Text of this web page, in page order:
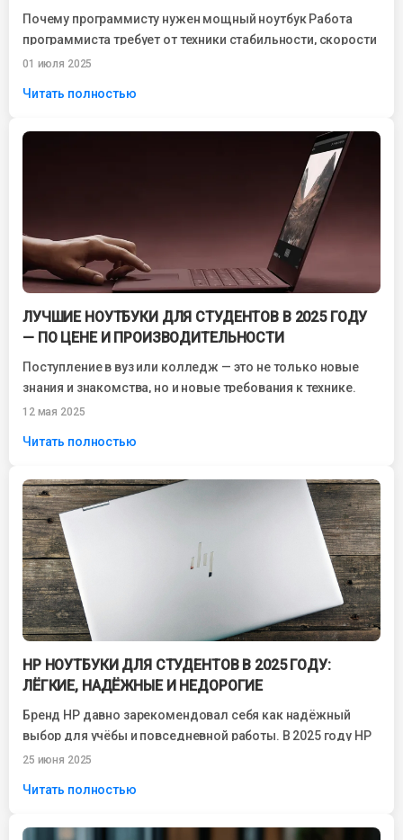
Почему программисту нужен мощный ноутбук Работа
программиста требует от техники стабильности, скорости
и надёжности. Особенно если вы используете тяжёлые
01 июля 2025
Читать полностью
ЛУЧШИЕ НОУТБУКИ ДЛЯ СТУДЕНТОВ В 2025 ГОДУ
— ПО ЦЕНЕ И ПРОИЗВОДИТЕЛЬНОСТИ
Поступление в вуз или колледж — это не только новые
знания и знакомства, но и новые требования к технике.
Сегодня...
12 мая 2025
Читать полностью
HP НОУТБУКИ ДЛЯ СТУДЕНТОВ В 2025 ГОДУ:
ЛЁГКИЕ, НАДЁЖНЫЕ И НЕДОРОГИЕ
Бренд HP давно зарекомендовал себя как надёжный
выбор для учёбы и повседневной работы. В 2025 году HP
ноутбуки для студентов...
25 июня 2025
Читать полностью